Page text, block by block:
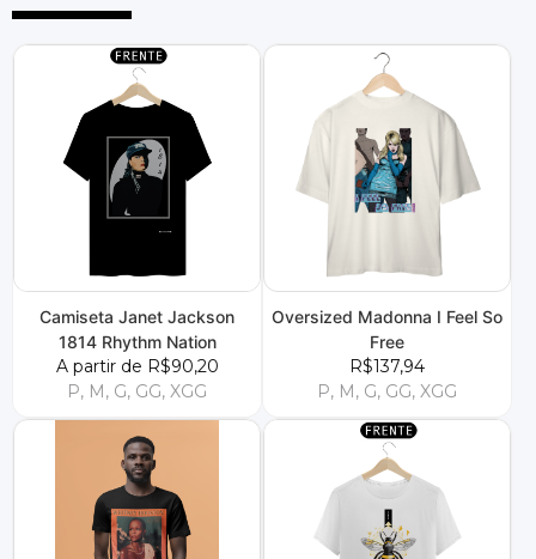
Camiseta Janet Jackson
1814 Rhythm Nation
A partir de R$90,20
P, M, G, GG, XGG
Oversized Madonna I Feel So
Free
R$137,94
P, M, G, GG, XGG